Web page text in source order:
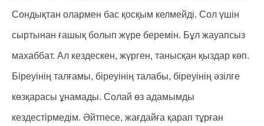
Сондықтан олармен бас қосқым келмейді. Сол үшін
сыртынан ғашық болып жүре беремін. Бұл жауапсыз
махаббат. Ал кездескен, жүрген, танысқан қыздар көп.
Біреуінің талғамы, біреуінің талабы, біреуінің әзілге
көзқарасы ұнамады. Солай өз адамымды
кездестірмедім. Әйтпесе, жағдайға қарап тұрған